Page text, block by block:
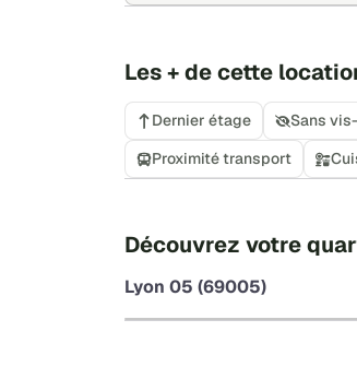
Les + de cette
Dernier étage Sans
Proximité transport
Découvrez votre
Lyon 05 (69005)